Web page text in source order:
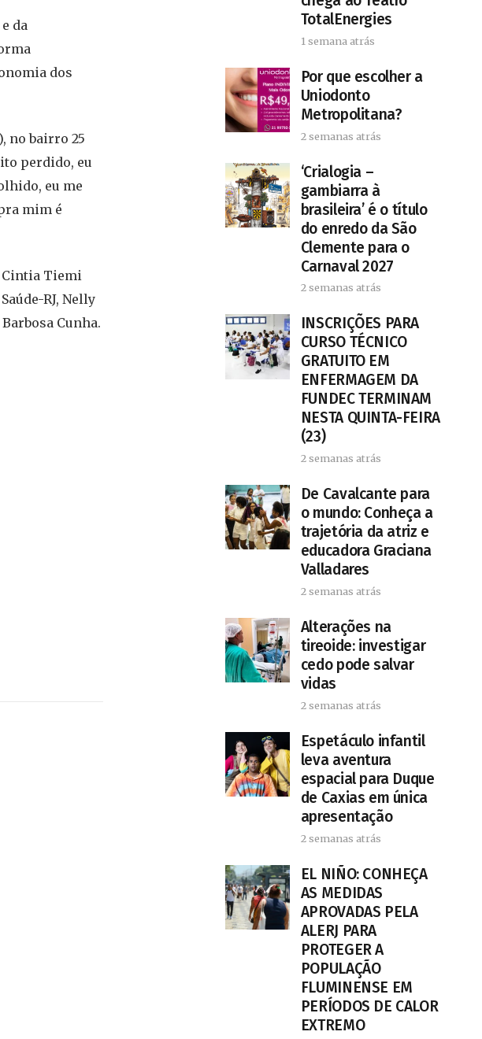
da
dos
no bairro 25
perdido, eu
eu me
mim é
Cintia Tiemi
RJ, Nelly
Cunha.
TotalEnergies
1 semana atrás
Por que escolher a
Uniodonto
Metropolitana?
2 semanas atrás
‘Crialogia –
gambiarra à
brasileira’ é o título
do enredo da São
Clemente para o
Carnaval 2027
2 semanas atrás
INSCRIÇÕES PARA
CURSO TÉCNICO
GRATUITO EM
ENFERMAGEM DA
FUNDEC TERMINAM
NESTA QUINTA-FEIRA
(23)
2 semanas atrás
De Cavalcante para
o mundo: Conheça a
trajetória da atriz e
educadora Graciana
Valladares
2 semanas atrás
Alterações na
tireoide: investigar
cedo pode salvar
vidas
2 semanas atrás
​Espetáculo infantil
leva aventura
espacial para Duque
de Caxias em única
apresentação
2 semanas atrás
EL NIÑO: CONHEÇA
AS MEDIDAS
APROVADAS PELA
ALERJ PARA
PROTEGER A
POPULAÇÃO
FLUMINENSE EM
PERÍODOS DE CALOR
EXTREMO